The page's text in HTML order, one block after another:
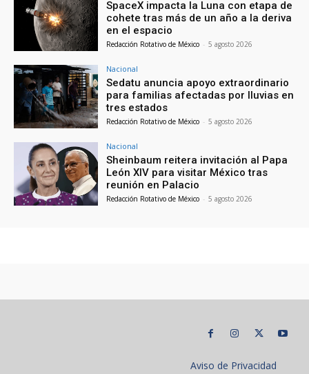
SpaceX impacta la Luna con etapa de
cohete tras más de un año a la deriva
en el espacio
Redacción Rotativo de México - 5 agosto 2026
Nacional
Sedatu anuncia apoyo extraordinario
para familias afectadas por lluvias en
tres estados
Redacción Rotativo de México - 5 agosto 2026
Nacional
Sheinbaum reitera invitación al Papa
León XIV para visitar México tras
reunión en Palacio
Redacción Rotativo de México - 5 agosto 2026
Aviso de Privacidad